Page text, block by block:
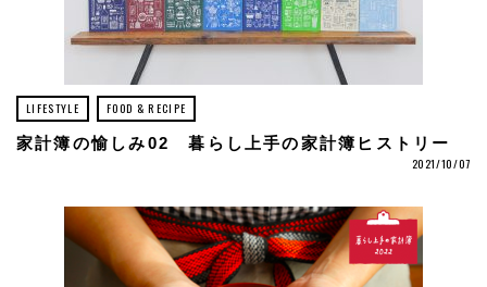
LIFESTYLE FOOD & RECIPE
家計簿の愉しみ02 暮らし上手の家計簿ヒストリー
2021/10/07